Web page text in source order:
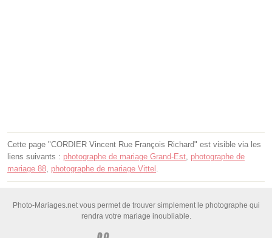
Cette page "CORDIER Vincent Rue François Richard" est visible via les
liens suivants : photographe de mariage Grand-Est photographe de
mariage 88 photographe de mariage Vittel
Photo-Mariages.net vous permet de trouver simplement le photographe qui
rendra votre mariage inoubliable.